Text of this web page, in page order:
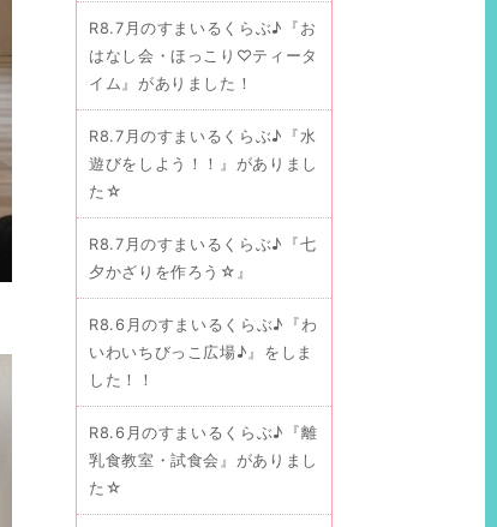
R8.7月のすまいるくらぶ♪『お
はなし会・ほっこり♡ティータ
イム』がありました！
R8.7月のすまいるくらぶ♪『水
遊びをしよう！！』がありまし
た☆
R8.7月のすまいるくらぶ♪『七
夕かざりを作ろう☆』
R8.6月のすまいるくらぶ♪『わ
いわいちびっこ広場♪』をしま
した！！
R8.6月のすまいるくらぶ♪『離
乳食教室・試食会』がありまし
た☆